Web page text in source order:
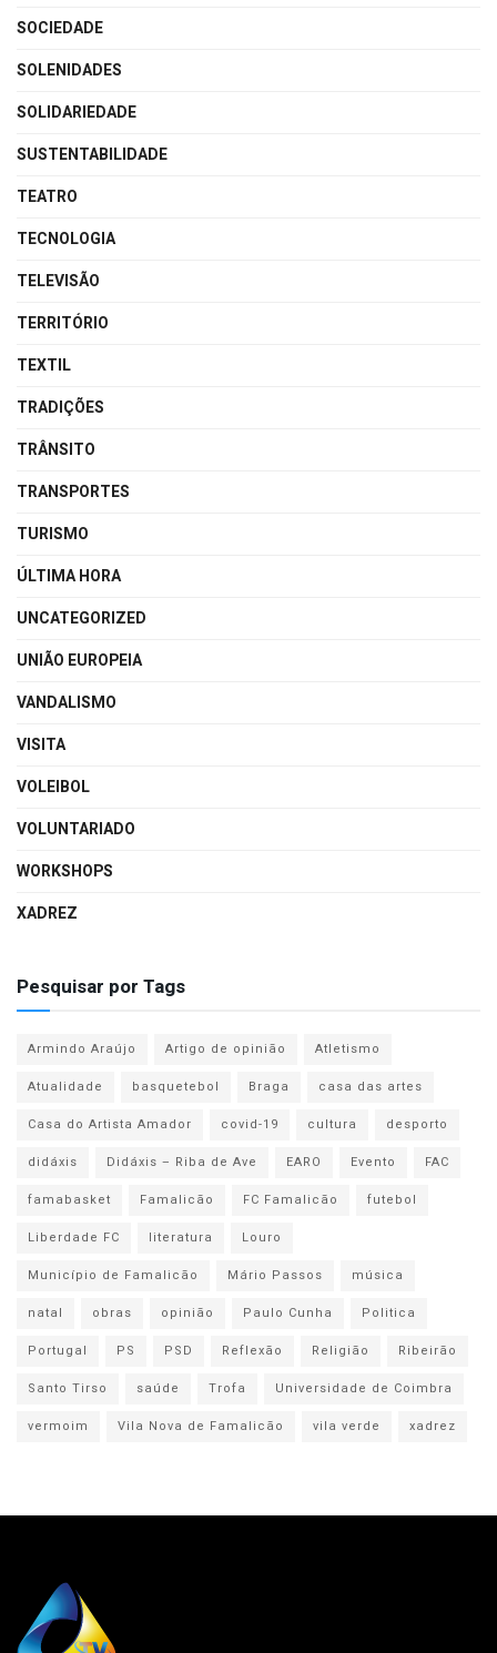
SOCIEDADE
SOLENIDADES
SOLIDARIEDADE
SUSTENTABILIDADE
TEATRO
TECNOLOGIA
TELEVISÃO
TERRITÓRIO
TEXTIL
TRADIÇÕES
TRÂNSITO
TRANSPORTES
TURISMO
ÚLTIMA HORA
UNCATEGORIZED
UNIÃO EUROPEIA
VANDALISMO
VISITA
VOLEIBOL
VOLUNTARIADO
WORKSHOPS
XADREZ
Pesquisar por Tags
Armindo Araújo Artigo de opinião
Atletismo
Atualidade
basquetebol Braga
casa das artes
Casa do Artista Amador
covid-19 cultura
desporto
didáxis
Didáxis – Riba de Ave EARO Evento
FAC
famabasket
Famalicão FC Famalicão
futebol
Liberdade FC
literatura
Louro
Município de Famalicão
Mário Passos
música
natal
obras opinião Paulo Cunha
Politica
Portugal
PS PSD Reflexão Religião
Ribeirão
Santo Tirso
saúde Trofa
Universidade de Coimbra
vermoim
Vila Nova de Famalicão vila verde xadrez